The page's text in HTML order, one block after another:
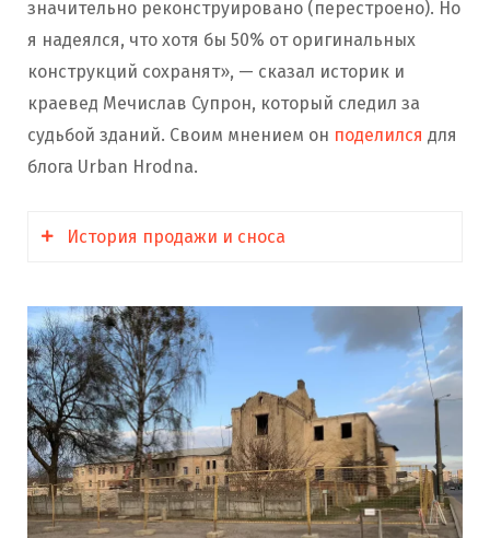
значительно реконструировано (перестроено). Но
я надеялся, что хотя бы 50% от оригинальных
конструкций сохранят», — сказал историк и
краевед Мечислав Супрон, который следил за
судьбой зданий. Своим мнением он поделился для
блога Urban Hrodna.
История продажи и сноса
Аутентичную царскую казарму наЩорса, 2
расселили и выставили на продажу в 2016
году Стоимость скидывали до
базовой. В 2020 решилирасселить и Щорса,
4. Здания снова выставили на аукцион.
Условия продажизапрещали
необоснованное изменение фасадов.